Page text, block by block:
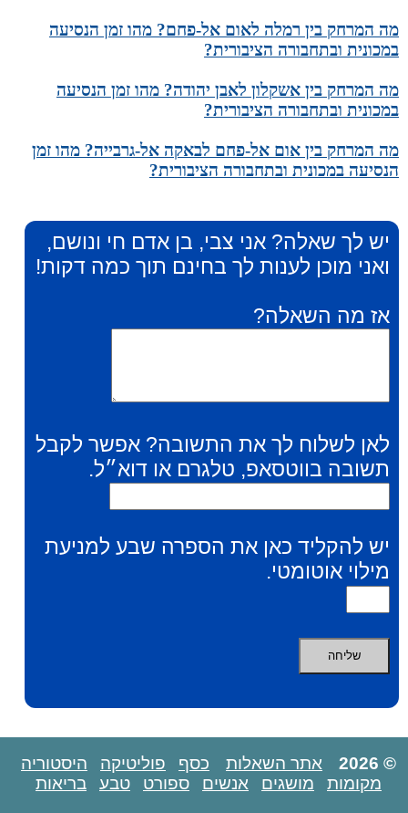
מה המרחק בין רמלה לאום אל-פחם? מהו זמן הנסיעה
במכונית ובתחבורה הציבורית?
מה המרחק בין אשקלון לאבן יהודה? מהו זמן הנסיעה
במכונית ובתחבורה הציבורית?
מה המרחק בין אום אל-פחם לבאקה אל-גרבייה? מהו זמן
הנסיעה במכונית ובתחבורה הציבורית?
יש לך שאלה? אני צבי, בן אדם חי ונושם,
ואני מוכן לענות לך בחינם תוך כמה דקות!
אז מה השאלה?
לאן לשלוח לך את התשובה? אפשר לקבל
תשובה בווטסאפ, טלגרם או דוא״ל.
יש להקליד כאן את הספרה שבע למניעת
מילוי אוטומטי.
© 2026 אתר השאלות כסף פוליטיקה
היסטוריה
מקומות
מושגים אנשים ספורט טבע בריאות